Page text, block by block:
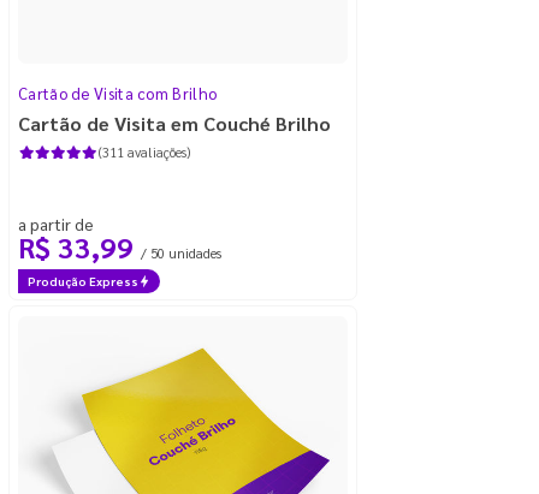
Cartão de Visita com Brilho
Cartão de Visita em Couché Brilho
(311 avaliações)
a partir de
R$ 33,99 / 50 unidades
Produção Express